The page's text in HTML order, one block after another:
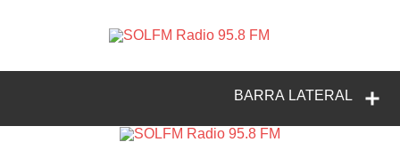
Radio
95.8 FM
Crevillente, Radio en Vega Baja y Radio en el Medio
BARRA LATERAL